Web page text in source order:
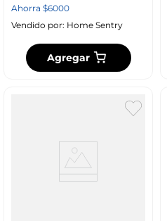
Ahorra $6000
Vendido por: Home Sentry
Agregar